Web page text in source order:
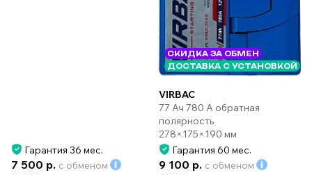
Гарантия 36 мес.
7 500 р. с обменом
СКИДКА ЗА ОБМЕН
ДОСТАВКА С УСТАНОВКОЙ
VIRBAC
77 Ач 780 А обратная
полярность
278×175×190 мм
Гарантия 60 мес.
9 100 р. с обменом